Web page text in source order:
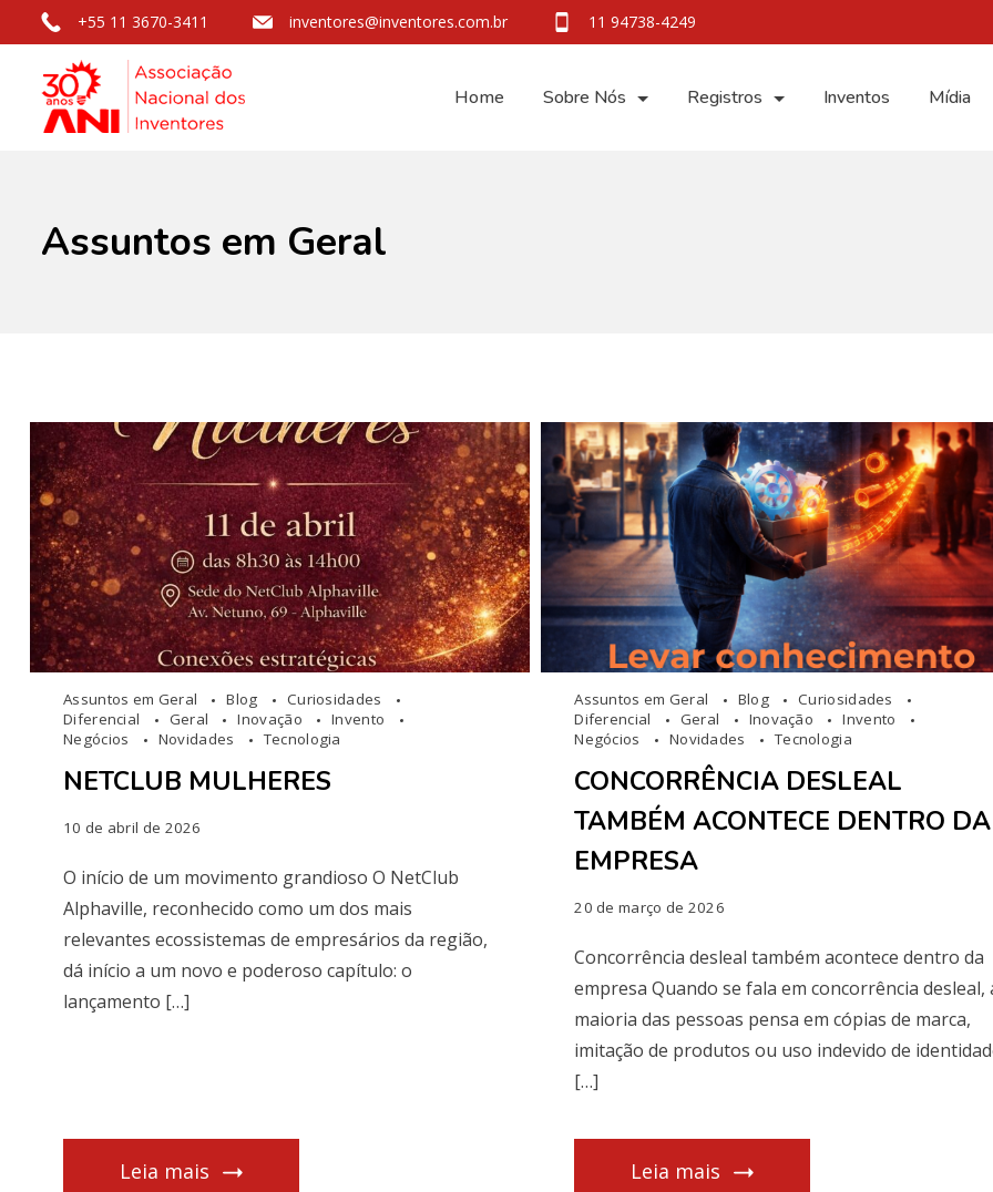
+55 11 3670-3411 inventores@inventores.com.br 11 94738-4249
Home Sobre Nós Registros Inventos Mídia
Assuntos em Geral
Assuntos em Geral Blog
Curiosidades
Diferencial
Geral Inovação
Invento
Negócios
Novidades Tecnologia
NETCLUB MULHERES
10 de abril de 2026
O início de um movimento grandioso O NetClub
Alphaville, reconhecido como um dos mais
relevantes ecossistemas de empresários da região,
dá início a um novo e poderoso capítulo: o
lançamento […]
Leia mais
Assuntos em Geral Blog
Curiosidades
Diferencial
Geral Inovação
Invento
Negócios
Novidades Tecnologia
CONCORRÊNCIA DESLEAL
TAMBÉM ACONTECE DENTRO DA
EMPRESA
20 de março de 2026
Concorrência desleal também acontece dentro da
empresa Quando se fala em concorrência desleal,
maioria das pessoas pensa em cópias de marca,
imitação de produtos ou uso indevido de
[…]
Leia mais